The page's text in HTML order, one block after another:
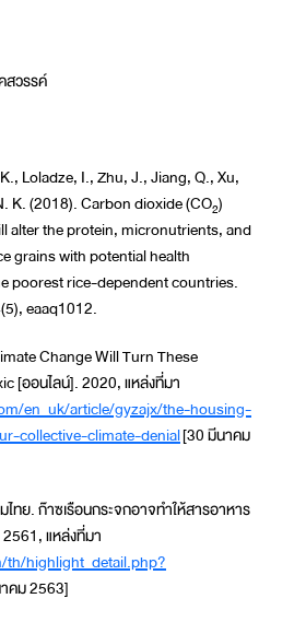
สวรรค์
Loladze, I., Zhu, J., Jiang, Q., Xu,
K. (2018). Carbon dioxide (CO2)
alter the protein, micronutrients, and
grains with potential health
poorest rice-dependent countries.
eaaq1012.
Change Will Turn These
[ออนไลน์]. 2020, แหล่งที่มา
en_uk/article/gyzajx/the-housing-
collective-climate-denial[30 มีนาคม
ทย. ก๊าซเรือนกระจกอาจทำให้สารอาหาร
แหล่งที่มา
highlight_detail.php?
คม 2563]